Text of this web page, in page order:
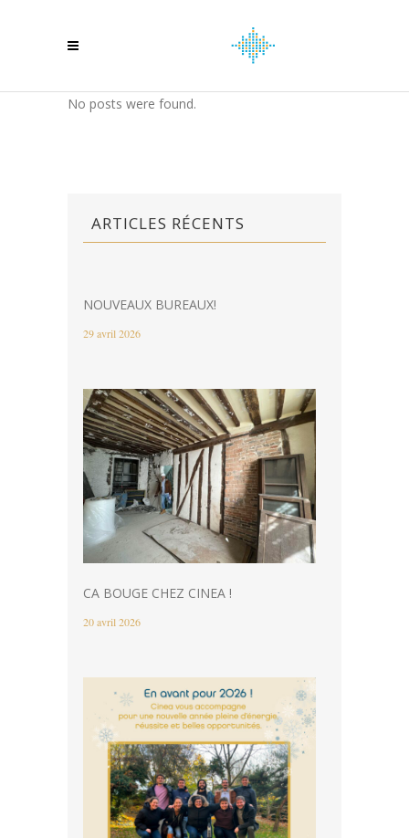
No posts were found.
ARTICLES RÉCENTS
NOUVEAUX BUREAUX!
29 avril 2026
CA BOUGE CHEZ CINEA !
20 avril 2026